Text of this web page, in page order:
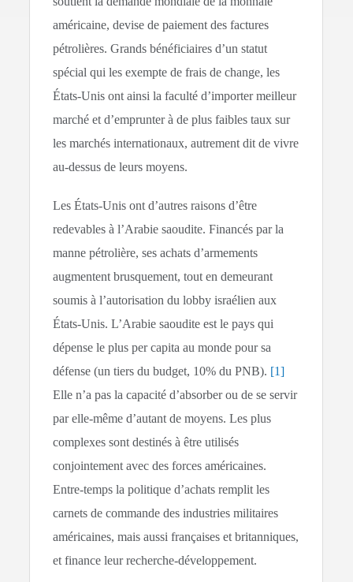
américaine, devise de paiement des factures
pétrolières. Grands bénéficiaires d’un statut
spécial qui les exempte de frais de change, les
États-Unis ont ainsi la faculté d’importer meilleur
marché et d’emprunter à de plus faibles taux sur
les marchés internationaux, autrement dit de vivre
au-dessus de leurs moyens.
Les États-Unis ont d’autres raisons d’être
redevables à l’Arabie saoudite. Financés par la
manne pétrolière, ses achats d’armements
augmentent brusquement, tout en demeurant
soumis à l’autorisation du lobby israélien aux
États-Unis. L’Arabie saoudite est le pays qui
dépense le plus per capita au monde pour sa
défense (un tiers du budget, 10% du PNB). [1]
Elle n’a pas la capacité d’absorber ou de se servir
par elle-même d’autant de moyens. Les plus
complexes sont destinés à être utilisés
conjointement avec des forces américaines.
Entre-temps la politique d’achats remplit les
carnets de commande des industries militaires
américaines, mais aussi françaises et britanniques,
et finance leur recherche-développement.